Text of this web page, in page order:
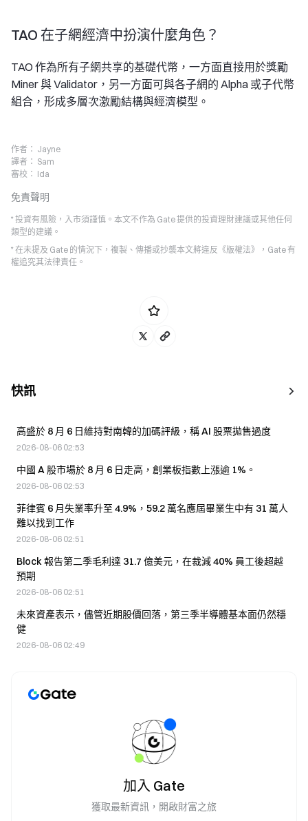
TAO 在子網經濟中扮演什麼角色？
TAO 作為所有子網共享的基礎代幣，一方面直接用於獎勵
Miner 與 Validator，另一方面可與各子網的 Alpha 或子代幣
組合，形成多層次激勵結構與經濟模型。
作者： Jayne
譯者： Sam
審校： Ida
免責聲明
* 投資有風險，入市須謹慎。本文不作為 Gate 提供的投資理財建議或其他任何
類型的建議。
* 在未提及 Gate 的情況下，複製、傳播或抄襲本文將違反《版權法》，Gate 有
權追究其法律責任。
快訊
高盛於 8 月 6 日維持對南韓的加碼評級，稱 AI 股票拋售過度
2026-08-06 02:53
中國 A 股市場於 8 月 6 日走高，創業板指數上漲逾 1%。
2026-08-06 02:53
菲律賓 6 月失業率升至 4.9%，59.2 萬名應屆畢業生中有 31 萬人
難以找到工作
2026-08-06 02:51
Block 報告第二季毛利達 31.7 億美元，在裁減 40% 員工後超越
預期
2026-08-06 02:51
未來資產表示，儘管近期股價回落，第三季半導體基本面仍然穩
健
2026-08-06 02:49
加入 Gate
獲取最新資訊，開啟財富之旅